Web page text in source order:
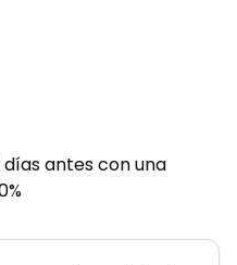
antes con una